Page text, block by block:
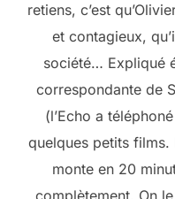
retiens, c’est
et contagieux,
société… Expliqué
correspondante de
(l’Echo a
quelques petits films.
monte en 20